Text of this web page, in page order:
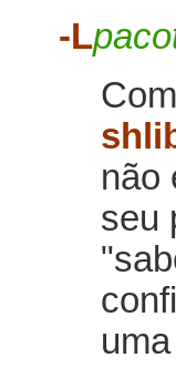
-L
não
seu